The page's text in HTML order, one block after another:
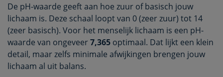
De pH-waarde geeft aan hoe zuur of basisch jouw
lichaam is. Deze schaal loopt van 0 (zeer zuur) tot 14
(zeer basisch). Voor het menselijk lichaam is een pH-
waarde van ongeveer7,365 optimaal. Dat lijkt een klein
detail, maar zelfs minimale afwijkingen brengen jouw
lichaam al uit balans.